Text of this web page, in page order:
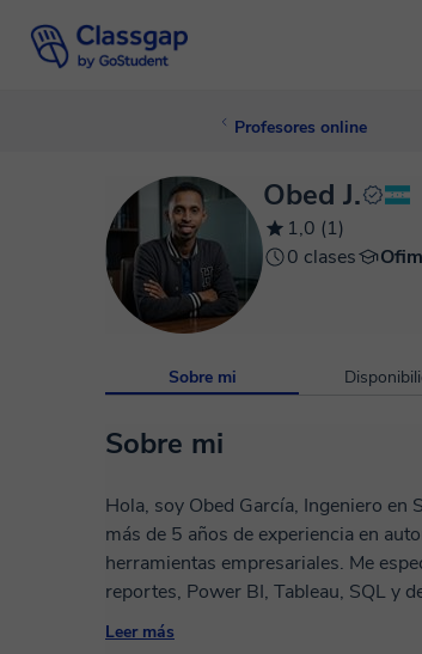
Profesores online
Obed J.
1,0 (1)
0 clases
Sobre mi
Sobre mi
Hola, soy Obed García, Ingeniero
más de 5 años de experiencia en
herramientas empresariales. Me especializo en Excel avanzado, Access, VBA, automatización de
reportes, Power BI, Tableau, SQL y
empresas a mejorar su
Leer más